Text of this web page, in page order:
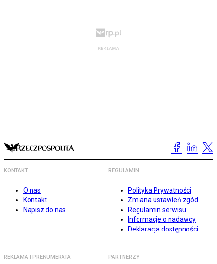
KONTAKT
O nas
Kontakt
Napisz do nas
REGULAMIN
Polityka Prywatności
Zmiana ustawień zgód
Regulamin serwisu
Informacje o nadawcy
Deklaracja dostępności
REKLAMA I PRENUMERATA PARTNERZY